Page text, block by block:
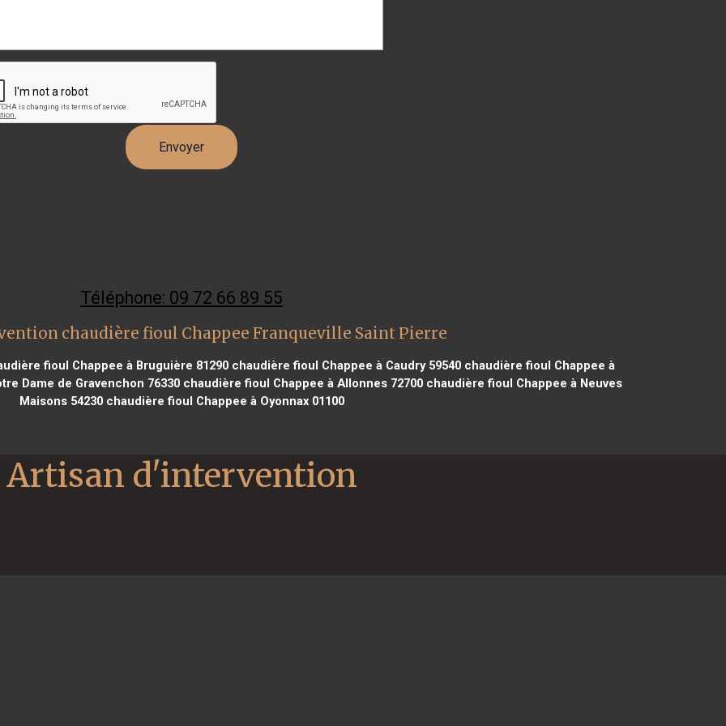
Téléphone: 09 72 66 89 55
chaudière fioul Chappee Franqueville Saint Pierre
fioul Chappee à Bruguière 81290chaudière fioul Chappee à Caudry 59540chaudière fioul Chappee à
Dame de Gravenchon 76330chaudière fioul Chappee à Allonnes 72700chaudière fioul Chappee à Neuves
Maisons 54230chaudière fioul Chappee à Oyonnax 01100
Artisan d'intervention